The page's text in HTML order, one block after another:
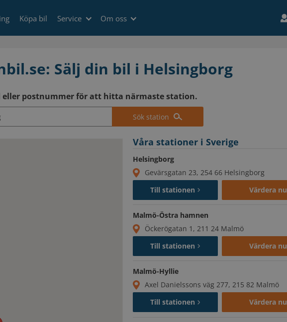
Köpa bil Service Om oss
Sälj din bil i Helsingborg
eller postnummer för att hitta närmaste station.
Sök station
Våra stationer i Sverige
Helsingborg
Gevärsgatan 23, 254 66 Helsingborg
Till stationen
Värdera nu
Malmö-Östra hamnen
Öckerögatan 1, 211 24 Malmö
Till stationen
Värdera nu
Malmö-Hyllie
Axel Danielssons väg 277, 215 82 Malmö
Till stationen
Värdera nu